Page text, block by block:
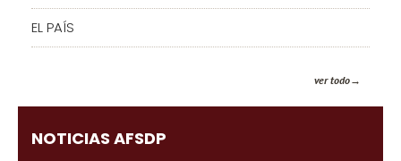
EL PAÍS
ver todo
NOTICIAS AFSDP